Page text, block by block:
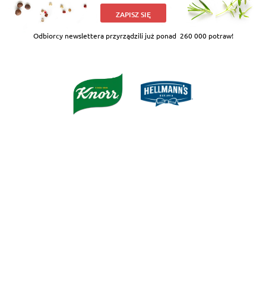
ZAPISZ SIĘ
Odbiorcy newslettera przyrządzili już ponad 260 000 potraw!